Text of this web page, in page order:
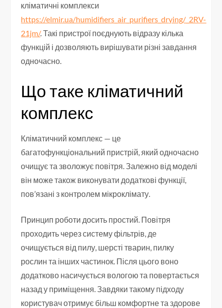
кліматичні комплекси
https://elmir.ua/humidifiers_air_purifiers_drying/_2RV-
21jm/. Такі пристрої поєднують відразу кілька
функцій і дозволяють вирішувати різні завдання
одночасно.
Що таке кліматичний
комплекс
Кліматичний комплекс — це
багатофункціональний пристрій, який одночасно
очищує та зволожує повітря. Залежно від моделі
він може також виконувати додаткові функції,
пов’язані з контролем мікроклімату.
Принцип роботи досить простий. Повітря
проходить через систему фільтрів, де
очищується від пилу, шерсті тварин, пилку
рослин та інших частинок. Після цього воно
додатково насичується вологою та повертається
назад у приміщення. Завдяки такому підходу
користувач отримує більш комфортне та здорове